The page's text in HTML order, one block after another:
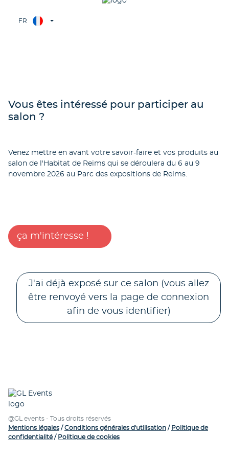
FR
Vous êtes intéressé pour participer au
salon ?
Venez mettre en avant votre savoir-faire et vos produits au
salon de l'Habitat de Reims qui se déroulera du 6 au 9
novembre 2026 au Parc des expositions de Reims.
ça m'intéresse !
J'ai déjà exposé sur ce salon (vous allez
être renvoyé vers la page de connexion
afin de vous identifier)
@GL events - Tous droits réservés
Mentions légales /Conditions générales d'utilisation / Politique de
confidentialité/ Politique de cookies